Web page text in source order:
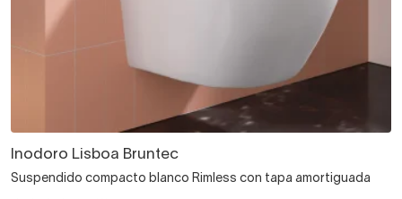
Inodoro Lisboa Bruntec
Suspendido compacto blanco Rimless con tapa amortiguada